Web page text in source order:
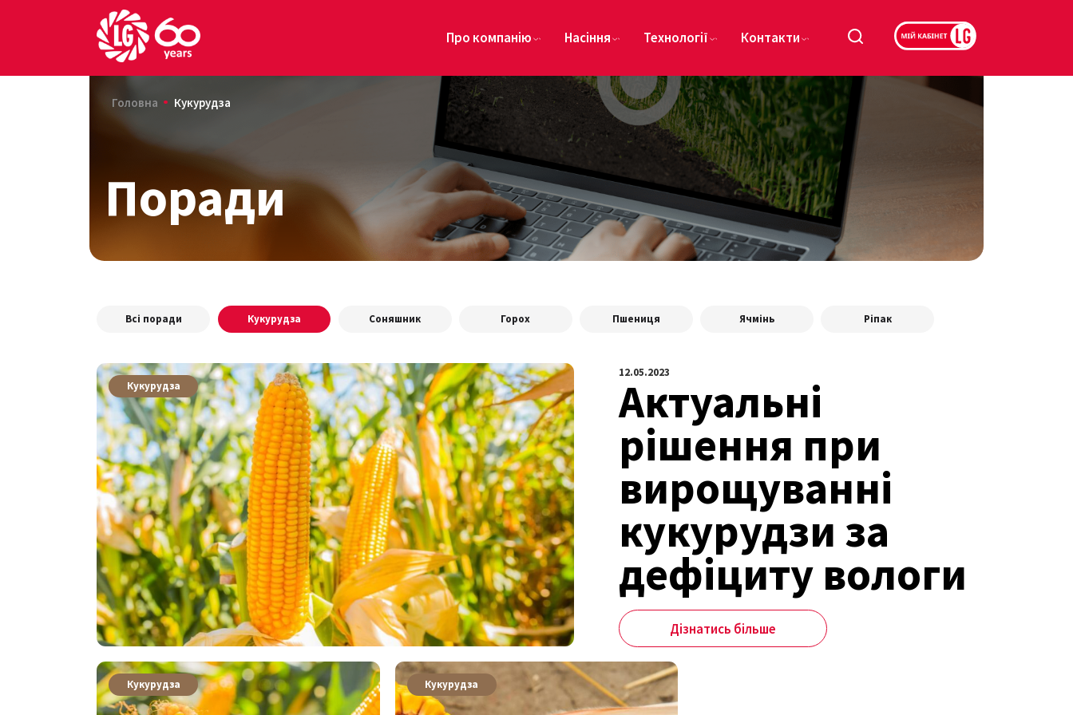
Про компанію Насіння Технології Контакти
Головна Кукурудза
Поради
Всі поради Кукурудза Соняшник Горох Пшениця Ячмінь Ріпак
Кукурудза
12.05.2023
Актуальні
рішення при
вирощуванні
кукурудзи за
дефіциту вологи
Дізнатись більше
Кукурудза Кукурудза